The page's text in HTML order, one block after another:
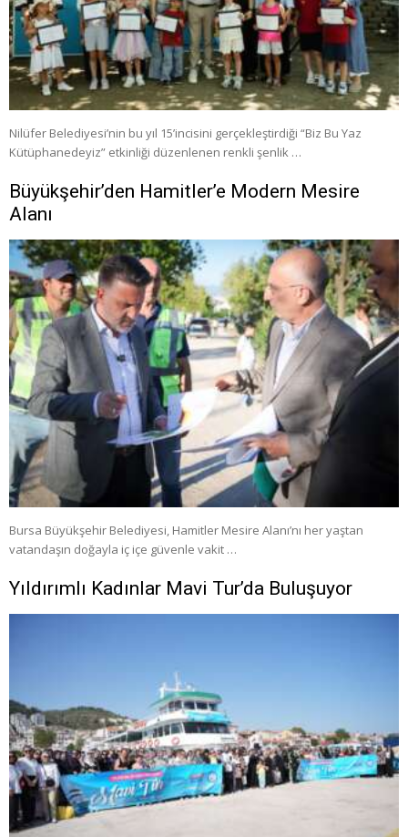
Nilüfer Belediyesi’nin bu yıl 15’incisini gerçekleştirdiği “Biz Bu Yaz
Kütüphanedeyiz” etkinliği düzenlenen renkli şenlik …
Büyükşehir’den Hamitler’e Modern Mesire
Alanı
Bursa Büyükşehir Belediyesi, Hamitler Mesire Alanı’nı her yaştan
vatandaşın doğayla iç içe güvenle vakit …
Yıldırımlı Kadınlar Mavi Tur’da Buluşuyor